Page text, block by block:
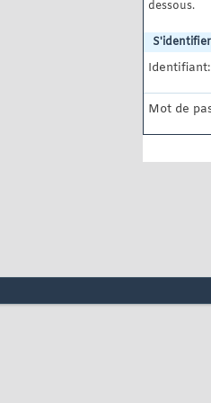
dessous.
S'identifier
Identifiant:
Mot de